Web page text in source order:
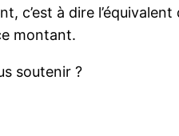
c’est à dire
montant.
soutenir ?